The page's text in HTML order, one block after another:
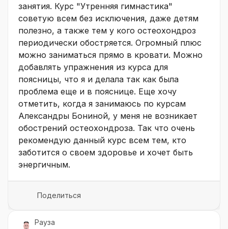
занятия. Курс "Утренняя гимнастика"
советую всем без исключения, даже детям
полезно, а также тем у кого остеохондроз
периодически обостряется. Огромный плюс
можно заниматься прямо в кровати. Можно
добавлять упражнения из курса для
поясницы, что я и делала так как была
проблема еще и в пояснице. Еще хочу
отметить, когда я занимаюсь по курсам
Александры Бониной, у меня не возникает
обострений остеохондроза. Так что очень
рекомендую данный курс всем тем, кто
заботится о своем здоровье и хочет быть
энергичным.
Поделиться
Рауза